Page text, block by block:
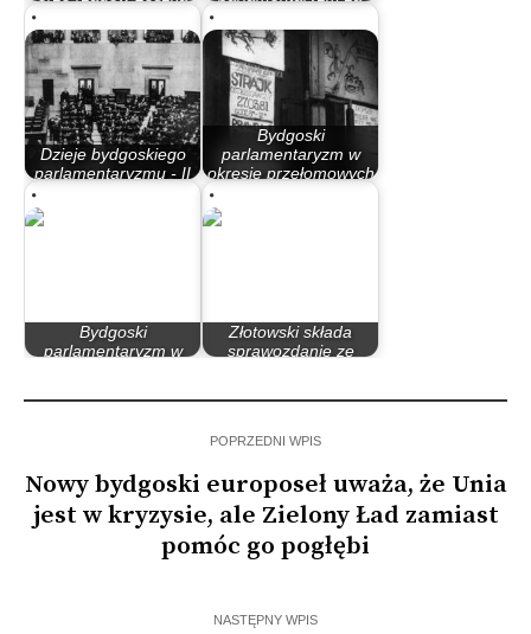
Dzieje bydgoskiego
parlamentaryzmu - II
Bydgoski
parlamentaryzm w
okresie przełomowych
Bydgoski
parlamentaryzm w
Złotowski składa
sprawozdanie ze
POPRZEDNI WPIS
Nowy bydgoski europoseł uważa, że Unia
jest w kryzysie, ale Zielony Ład zamiast
pomóc go pogłębi
NASTĘPNY WPIS